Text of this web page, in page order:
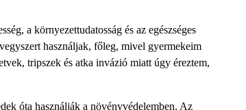
a környezettudatosság és az egészséges
használjak, főleg, mivel gyermekeim
tripszek és atka invázió miatt úgy éreztem,
óta használják a növényvédelemben. Az